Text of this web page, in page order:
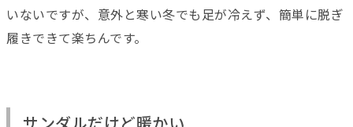
いないですが、意外と寒い冬でも足が冷えず、簡単に脱ぎ
履きできて楽ちんです。